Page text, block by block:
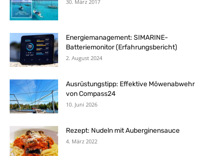
30. März 2017
Energiemanagement: SIMARINE-
Batteriemonitor (Erfahrungsbericht)
2. August 2024
Ausrüstungstipp: Effektive Möwenabwehr
von Compass24
10. Juni 2026
Rezept: Nudeln mit Auberginensauce
4. März 2022